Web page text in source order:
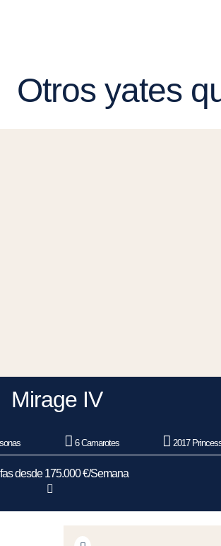
Otros yates
Mirage IV
6 Camarotes 2017
desde 175.000 €/Semana